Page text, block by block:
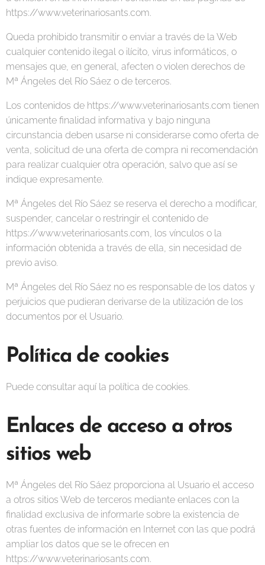
https://www.veterinariosants.com.
Queda prohibido transmitir o enviar a través de la Web
cualquier contenido ilegal o ilícito, virus informáticos, o
mensajes que, en general, afecten o violen derechos de
Mª Ángeles del Río Sáez o de terceros.
Los contenidos de https://www.veterinariosants.com tienen
únicamente finalidad informativa y bajo ninguna
circunstancia deben usarse ni considerarse como oferta de
venta, solicitud de una oferta de compra ni recomendación
para realizar cualquier otra operación, salvo que así se
indique expresamente.
Mª Ángeles del Río Sáez se reserva el derecho a modificar,
suspender, cancelar o restringir el contenido de
https://www.veterinariosants.com, los vínculos o la
información obtenida a través de ella, sin necesidad de
previo aviso.
Mª Ángeles del Río Sáez no es responsable de los datos y
perjuicios que pudieran derivarse de la utilización de los
documentos por el Usuario.
Política de cookies
Puede consultar aquí la política de cookies.
Enlaces de acceso a otros
sitios web
Mª Ángeles del Río Sáez proporciona al Usuario el acceso
a otros sitios Web de terceros mediante enlaces con la
finalidad exclusiva de informarle sobre la existencia de
otras fuentes de información en Internet con las que podrá
ampliar los datos que se le ofrecen en
https://www.veterinariosants.com.